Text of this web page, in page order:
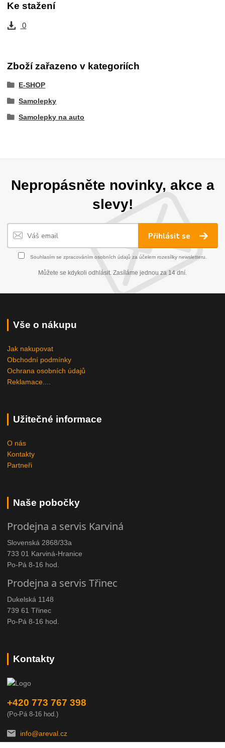
Ke stažení
0
Zboží zařazeno v kategoriích
E-SHOP
Samolepky
Samolepky na auto
Nepropásněte novinky, akce a
slevy!
Přihlásit se
Souhlasím se zpracováním osobních údajů za účelem rozesílky newsletteru.
Můžete se kdykoli odhlásit. Zasíláme jednou za 14 dní.
Vše o nákupu
Jak nakupovat
Obchodní podmínky
Ochrana osobních údajů
Reklamace....
Užitečné informace
O nás
Kontakty
Partneři
Naše pobočky
Prodejna a servis Karviná
Slovenská 2868/33a
733 01 Karviná-Hranice
Po-Pá 8-16 hod.
Prodejna a servis Třinec
Dukelská 1148
739 61 Třinec
Po-Pá 8-16 hod.
Kontakty
+420 773 767 398
(Po-Pá 8-16 hod.)
info@areval.cz